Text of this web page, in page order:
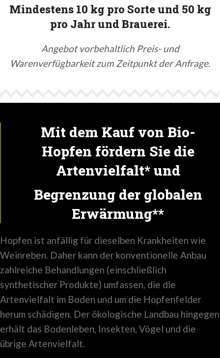
Mindestens 10 kg pro Sorte und 50 kg
pro Jahr und Brauerei.
Angebot vorbehaltlich Preis- und
Warenverfügbarkeit zum Zeitpunkt der Anfrage.
Mit dem Kauf von Bio-
Hopfen fördern Sie die
Artenvielfalt* und
Begrenzung der globalen
Erwärmung**
Hopfen ist anfällig für dieselben Krankheiten wie
Weinreben. Daher kann der konventionelle Anbau
zahlreiche Behandlungen (einschließlich
synthetischer Produkte) umfassen, die die
Artenvielfalt im Boden und um die Hopfenfelder
herum schädigen. Der ökologische Landbau hingegen
erhält das Bodenleben, Insekten, Vögel und die
übrige Artenvielfalt.